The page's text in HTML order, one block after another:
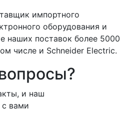
импортного
оборудования и
наших поставок более 5000
числе и Schneider Electric.
и наш
вами